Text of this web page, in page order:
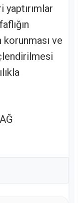
korunması ve